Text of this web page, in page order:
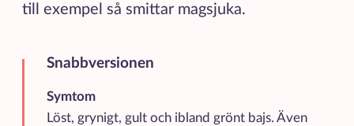
till exempel så smittar magsjuka.
Snabbversionen
Kortfattad sammanfattning av de viktigaste
Symtom
Löst, grynigt, gult och ibland grönt bajs. Även